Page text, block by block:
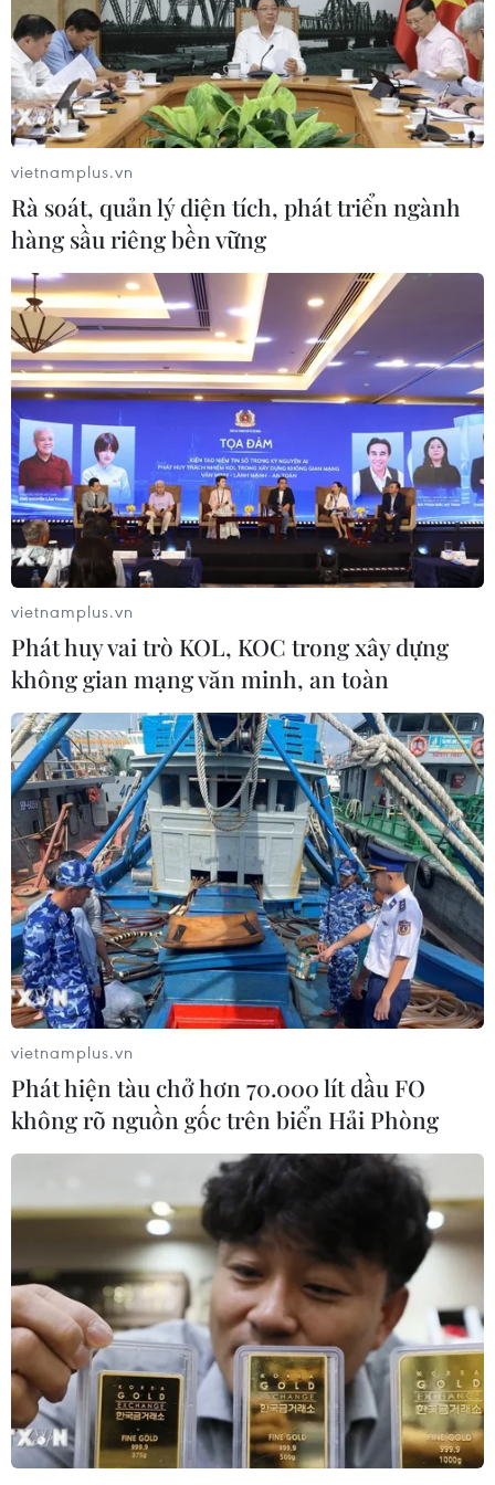
Moldova: Ủy ban bầu cử trung ương phê
chuẩn kết quả tổng tuyển cử
03/03/2019 22:56
Ủy ban bầu cử trung ương Moldova ngày 3/3 đã phê
chuẩn kết quả cuối cùng của cuộc bầu cử quốc hội và
cuộc trưng cầu ý dân được tổ chức một tuần trước đó.
Moldova: Hai đảng có quan điểm trái
ngược lập chính phủ liên minh
09/06/2019 01:56
Lực lượng ủng hộ Nga và ủng hộ Liên minh châu Âu
(EU) đã thành lập liên minh nhằm chấm dứt cuộc khủng
hoảng chính trị xảy ra sau cuộc bầu cử quốc hội hồi
tháng Hai vừa qua.
Moldova đang lâm vào khủng hoảng chính
vietnamplus.vn
Rà soát, quản lý diện tích, phát triển ngành
hàng sầu riêng bền vững
vietnamplus.vn
Phát huy vai trò KOL, KOC trong xây dựng
không gian mạng văn minh, an toàn
vietnamplus.vn
Phát hiện tàu chở hơn 70.000 lít dầu FO
không rõ nguồn gốc trên biển Hải Phòng